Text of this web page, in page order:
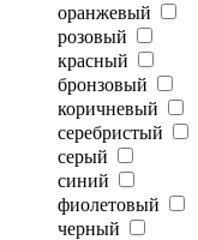
оранжевый
розовый
красный
бронзовый
коричневый
серебристый
серый
синий
фиолетовый
черный